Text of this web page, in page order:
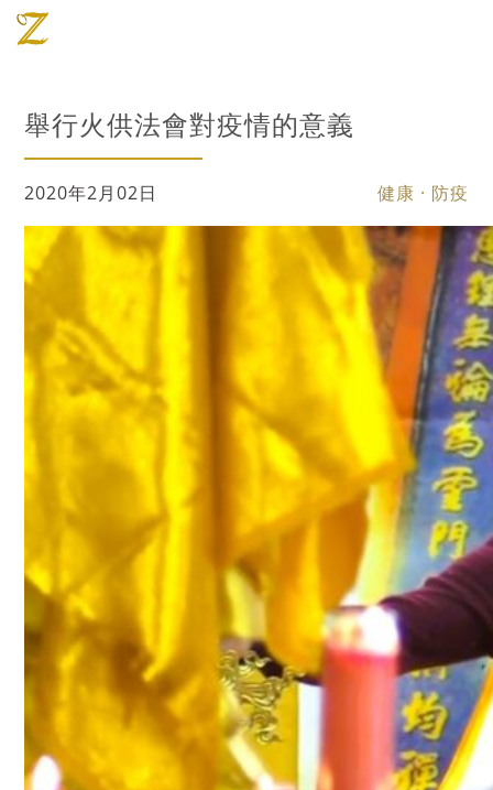
舉行火供法會對疫情的意義
2020年2月02日 健康 · 防疫